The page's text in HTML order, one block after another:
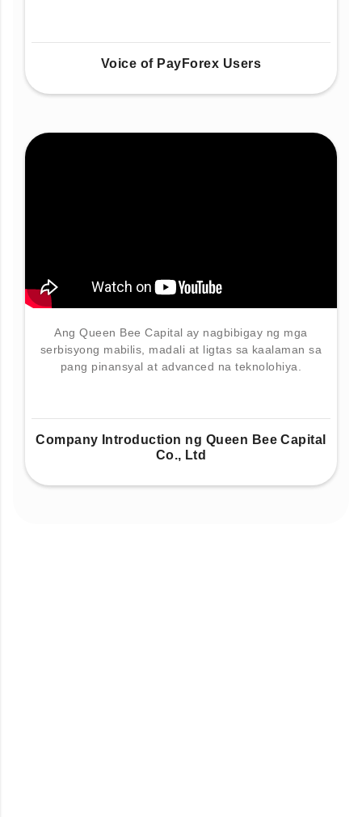
Voice of PayForex Users
Ang Queen Bee Capital ay nagbibigay ng mga
serbisyong mabilis, madali at ligtas sa kaalaman sa
pang pinansyal at advanced na teknolohiya.
Company Introduction ng Queen Bee Capital
Co., Ltd